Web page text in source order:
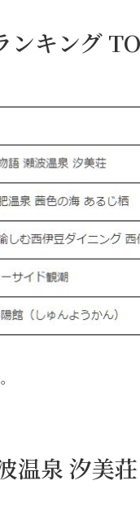
ンキング
泉 汐美荘